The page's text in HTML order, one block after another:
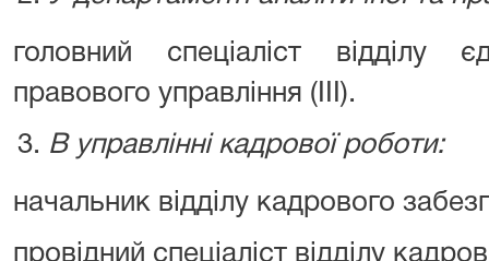
головний спеціаліст відділу
правового управління (ІІІ).
В управлінні кадрової роботи:
начальник відділу кадрового
провідний спеціаліст відділу